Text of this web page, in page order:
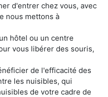
d'entrer chez vous, avec
nous mettons à
hôtel ou un centre
vous libérer des souris,
de l'efficacité des
les nuisibles, qui
de votre cadre de